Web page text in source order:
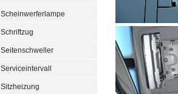
Scheinwerferlampe
Schriftzug
Seitenschweller
Serviceintervall
Sitzheizung